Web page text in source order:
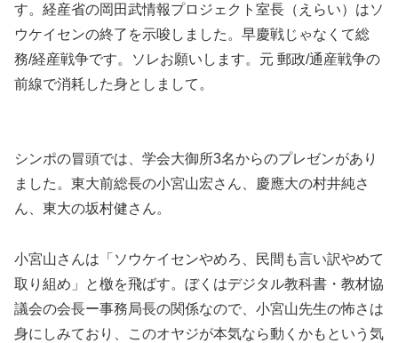
す。経産省の岡田武情報プロジェクト室長（えらい）はソ
ウケイセンの終了を示唆しました。早慶戦じゃなくて総
務/経産戦争です。ソレお願いします。元 郵政/通産戦争の
前線で消耗した身としまして。
シンポの冒頭では、学会大御所3名からのプレゼンがあり
ました。東大前総長の小宮山宏さん、慶應大の村井純さ
ん、東大の坂村健さん。
小宮山さんは「ソウケイセンやめろ、民間も言い訳やめて
取り組め」と檄を飛ばす。ぼくはデジタル教科書・教材協
議会の会長ー事務局長の関係なので、小宮山先生の怖さは
身にしみており、このオヤジが本気なら動くかもという気